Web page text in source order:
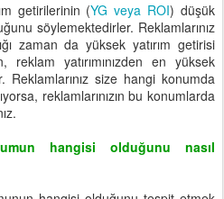
getirilerinin (YG veya ROI) düşük
söylemektedirler. Reklamlarınız
zaman da yüksek yatırım getirisi
yatırımınızden en yüksek
Reklamlarınız size hangi konumda
reklamlarınızın bu konumlarda
hangisi olduğunu nasıl